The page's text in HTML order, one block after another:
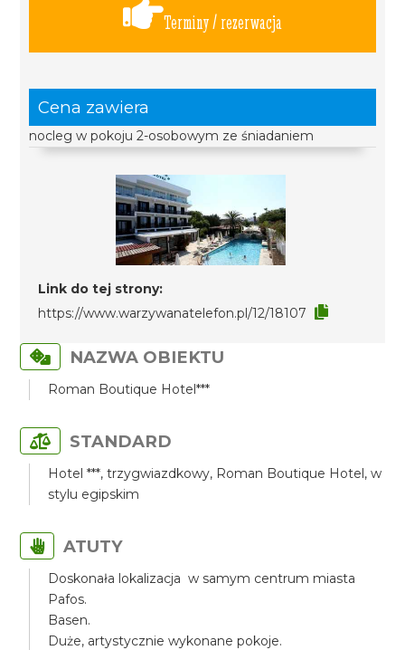
Terminy / rezerwacja
Cena zawiera
nocleg w pokoju 2-osobowym ze śniadaniem
Link do tej strony:
https://www.warzywanatelefon.pl/12/18107
NAZWA OBIEKTU
Roman Boutique Hotel***
STANDARD
Hotel ***, trzygwiazdkowy, Roman Boutique Hotel, w
stylu egipskim
ATUTY
Doskonała lokalizacja w samym centrum miasta
Pafos.
Basen.
Duże, artystycznie wykonane pokoje.